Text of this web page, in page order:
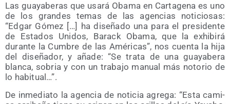
Las gua­ya­be­ras que usa­rá Oba­ma en Car­ta­ge­na es uno
de los gran­des temas de las agen­cias noti­cio­sas:
“Edgar Gómez […] ha dise­ña­do una para el pre­si­den­te
de Esta­dos Uni­dos, Barack Oba­ma, que la exhi­bi­rá
duran­te la Cum­bre de las Amé­ri­cas”, nos cuen­ta la hija
del dise­ña­dor, y aña­de: “Se tra­ta de una gua­ya­be­ra
blan­ca, sobria y con un tra­ba­jo manual más noto­rio de
lo habitual…”.
De inme­dia­to la agen­cia de noti­cia agre­ga: “Esta cami­